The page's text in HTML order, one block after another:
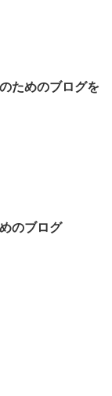
ためのブログを
のブログ